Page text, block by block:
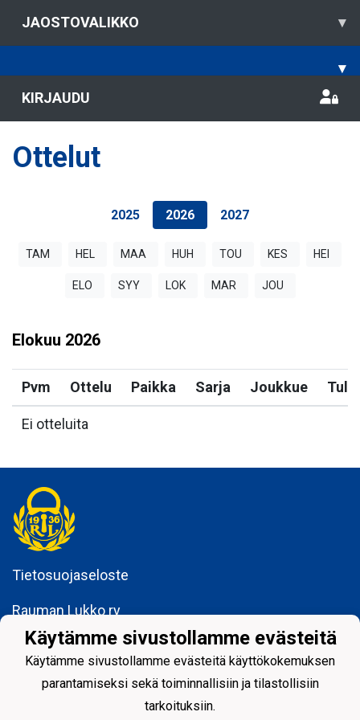
JAOSTOVALIKKO ▾
▾
KIRJAUDU
Ottelut
2025 2026 2027
TAM HEL MAA HUH TOU KES HEI
ELO SYY LOK MAR JOU
Elokuu 2026
Pvm Ottelu Paikka Sarja Joukkue
Ei otteluita
Tietosuojaseloste
Rauman Lukko ry
26100 Rauma
Käytämme sivustollamme evästeitä
Käytämme sivustollamme evästeitä käyttökokemuksen
parantamiseksi sekä toiminnallisiin ja tilastollisiin
tarkoituksiin.